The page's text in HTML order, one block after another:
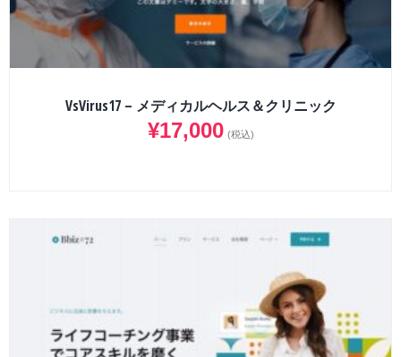
VsVirus17 – メディカルヘルス＆クリニック
¥17,000 (税込)